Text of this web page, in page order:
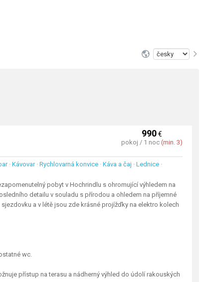
990€
pokoj / 1 noc (min. 3)
· Kávovar · Rychlovarná konvice · Káva a čaj · Lednice ·
pobyt v Hochrindlu s ohromující výhledem na
detailu v souladu s přírodou a ohledem na příjemné
a v létě jsou zde krásné projížďky na elektro kolech
wc.
přístup na terasu a nádherný výhled do údolí rakouských